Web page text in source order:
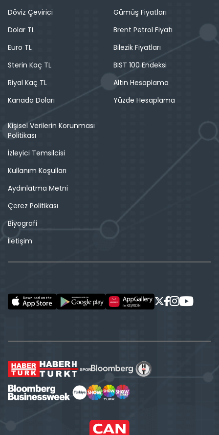
Döviz Çevirici
Dolar TL
Euro TL
Sterin Kaç TL
Riyal Kaç TL
Kanada Doları
Gümüş Fiyatları
Brent Petrol Fiyatı
Bilezik Fiyatları
BIST 100 Endeksi
Altın Hesaplama
Yüzde Hesaplama
Kişisel Verilerin Korunması
Politikası
İzleyici Temsilcisi
Kullanım Koşulları
Aydınlatma Metni
Çerez Politikası
Biyografi
İletişim